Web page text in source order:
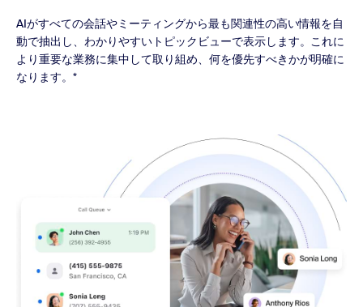
AIがすべての会話やミーティングから最も関連性の高い情報を自
動で抽出し、わかりやすいトピックビューで表示します。これに
より重要な業務に集中して取り組め、何を優先すべきかが明確に
なります。*